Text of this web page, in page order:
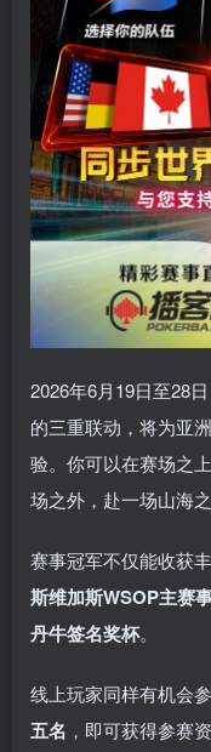
2026年6月19日至28
的三重联动，将为亚
验。 你可以在赛场之
场之外，赴一场山海
赛事冠军不仅能收获
斯维加斯WSOP主赛
丹牛签名奖杯。
线上玩家同样有机会
五名 ，即可获得参赛